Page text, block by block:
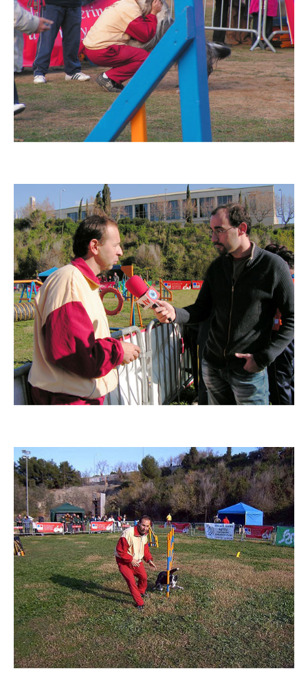
Imatge